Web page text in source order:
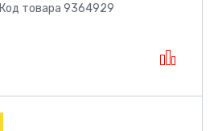
Код товара 9364929